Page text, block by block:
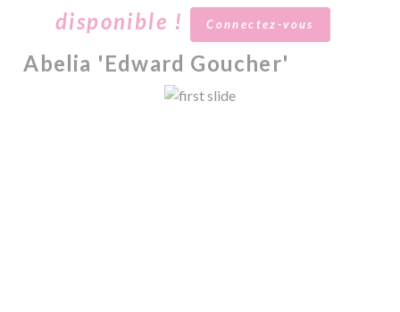
disponible !
Connectez-vous
Abelia 'Edward Goucher'